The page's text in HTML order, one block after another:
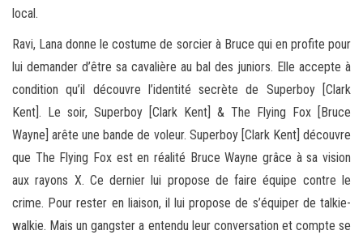
local.
Ravi, Lana donne le costume de sorcier à Bruce qui en profite pour
lui demander d’être sa cavalière au bal des juniors. Elle accepte à
condition qu’il découvre l’identité secrète de Superboy [Clark
Kent]. Le soir, Superboy [Clark Kent] & The Flying Fox [Bruce
Wayne] arête une bande de voleur. Superboy [Clark Kent] découvre
que The Flying Fox est en réalité Bruce Wayne grâce à sa vision
aux rayons X. Ce dernier lui propose de faire équipe contre le
crime. Pour rester en liaison, il lui propose de s’équiper de talkie-
walkie. Mais un gangster a entendu leur conversation et compte se